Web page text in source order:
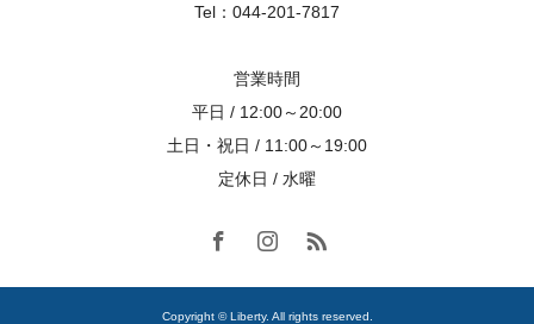
Tel：044-201-7817
営業時間
平日 / 12:00～20:00
土日・祝日 / 11:00～19:00
定休日 / 水曜
Copyright © Liberty. All rights reserved.